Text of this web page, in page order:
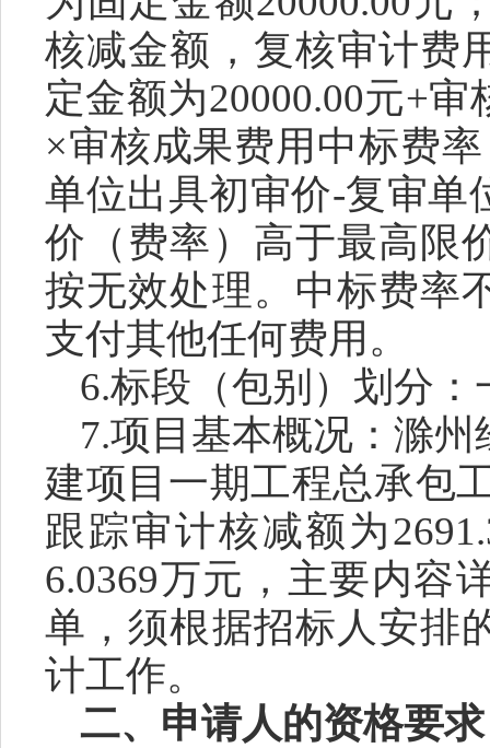
核减金额，复核审计费
定金额为20000.00元+
×审核成果费用中标费
单位出具初审价-复审单
价（费率）高于最高限
按无效处理。中标费率
支付其他任何费用。
6.标段（包别）划分：
7.项目基本概况：滁州
建项目一期工程总承包
跟踪审计核减额为
6.0369万元 ， 主要内容
单，须根据招标人安排
计工作。
二、 申请人的资格要求